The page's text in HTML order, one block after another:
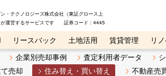
ン・テクノロジーズ株式会社（東証グロース上
が運営するサービスです 証券コード：4445
リースバック 土地活用 賃貸管理 リ
オンライン講座 リビンマガジンBiz 不
企業別売却事例 査定利用者データ
売却 住み替え・買い替え 不動産売